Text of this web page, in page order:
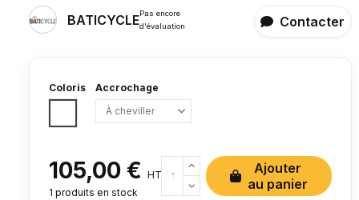
BATICYCLEPas encore
d'évaluation
Contacter
Coloris
Accrochage
105,00 € HT
1 produits en stock
Ajouter
au panier